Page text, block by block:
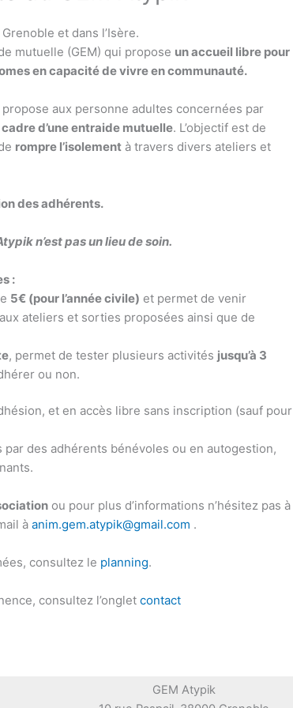
et dans l’Isère.
mutuelle (GEM) qui propose un accueil libre pour
en capacité de vivre en communauté.
aux personne adultes concernées par
d’une entraide mutuelle. L’objectif est de
rompre l’isolement à travers divers ateliers et
des adhérents.
n’est pas un lieu de soin.
:
5€ (pour l’année civile) et permet de venir
ateliers et sorties proposées ainsi que de
, permet de tester ​plusieurs activités jusqu’à 3
ou non.
et en accès libre sans inscription (sauf pour
des adhérents bénévoles ou en autogestion,
ou pour plus d’informations n’hésitez pas à
à anim.gem.atypik@gmail.com .
consultez le planning.
consultez l’onglet contact
GEM Atypik